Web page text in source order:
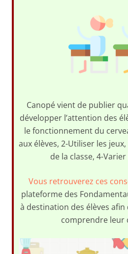
Canopé vient de publier
développer l’attention des
le fonctionnement du
aux élèves, 2-Utiliser les jeux,
de la classe, 4-
Vous retrouverez ces
plateforme des
à destination des élèves afin
comprendre leur